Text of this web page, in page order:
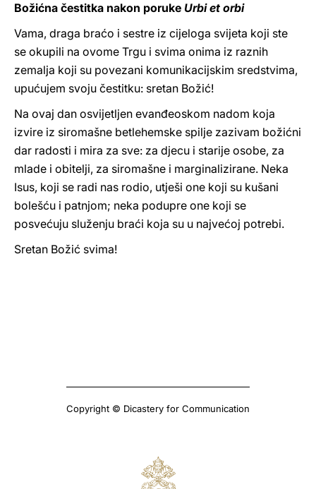
Božićna čestitka nakon poruke Urbi et orbi
Vama, draga braćo i sestre iz cijeloga svijeta koji ste
se okupili na ovome Trgu i svima onima iz raznih
zemalja koji su povezani komunikacijskim sredstvima,
upućujem svoju čestitku: sretan Božić!
Na ovaj dan osvijetljen evanđeoskom nadom koja
izvire iz siromašne betlehemske spilje zazivam božićni
dar radosti i mira za sve: za djecu i starije osobe, za
mlade i obitelji, za siromašne i marginalizirane. Neka
Isus, koji se radi nas rodio, utješi one koji su kušani
bolešću i patnjom; neka podupre one koji se
posvećuju služenju braći koja su u najvećoj potrebi.
Sretan Božić svima!
Copyright © Dicastery for Communication